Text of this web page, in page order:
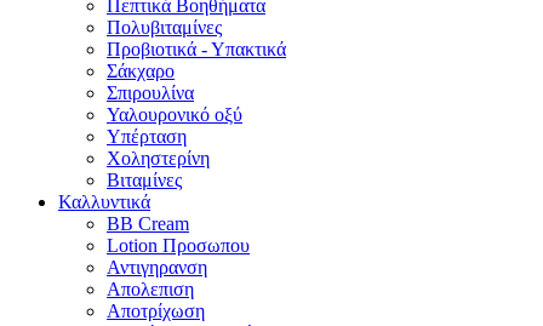
Πεπτικά Βοηθήματα
Πολυβιταμίνες
Προβιοτικά - Υπακτικά
Σάκχαρο
Σπιρουλίνα
Υαλουρονικό οξύ
Υπέρταση
Χοληστερίνη
Βιταμίνες
Καλλυντικά
BB Cream
Lotion Προσωπου
Αντιγηρανση
Απολεπιση
Αποτρίχωση